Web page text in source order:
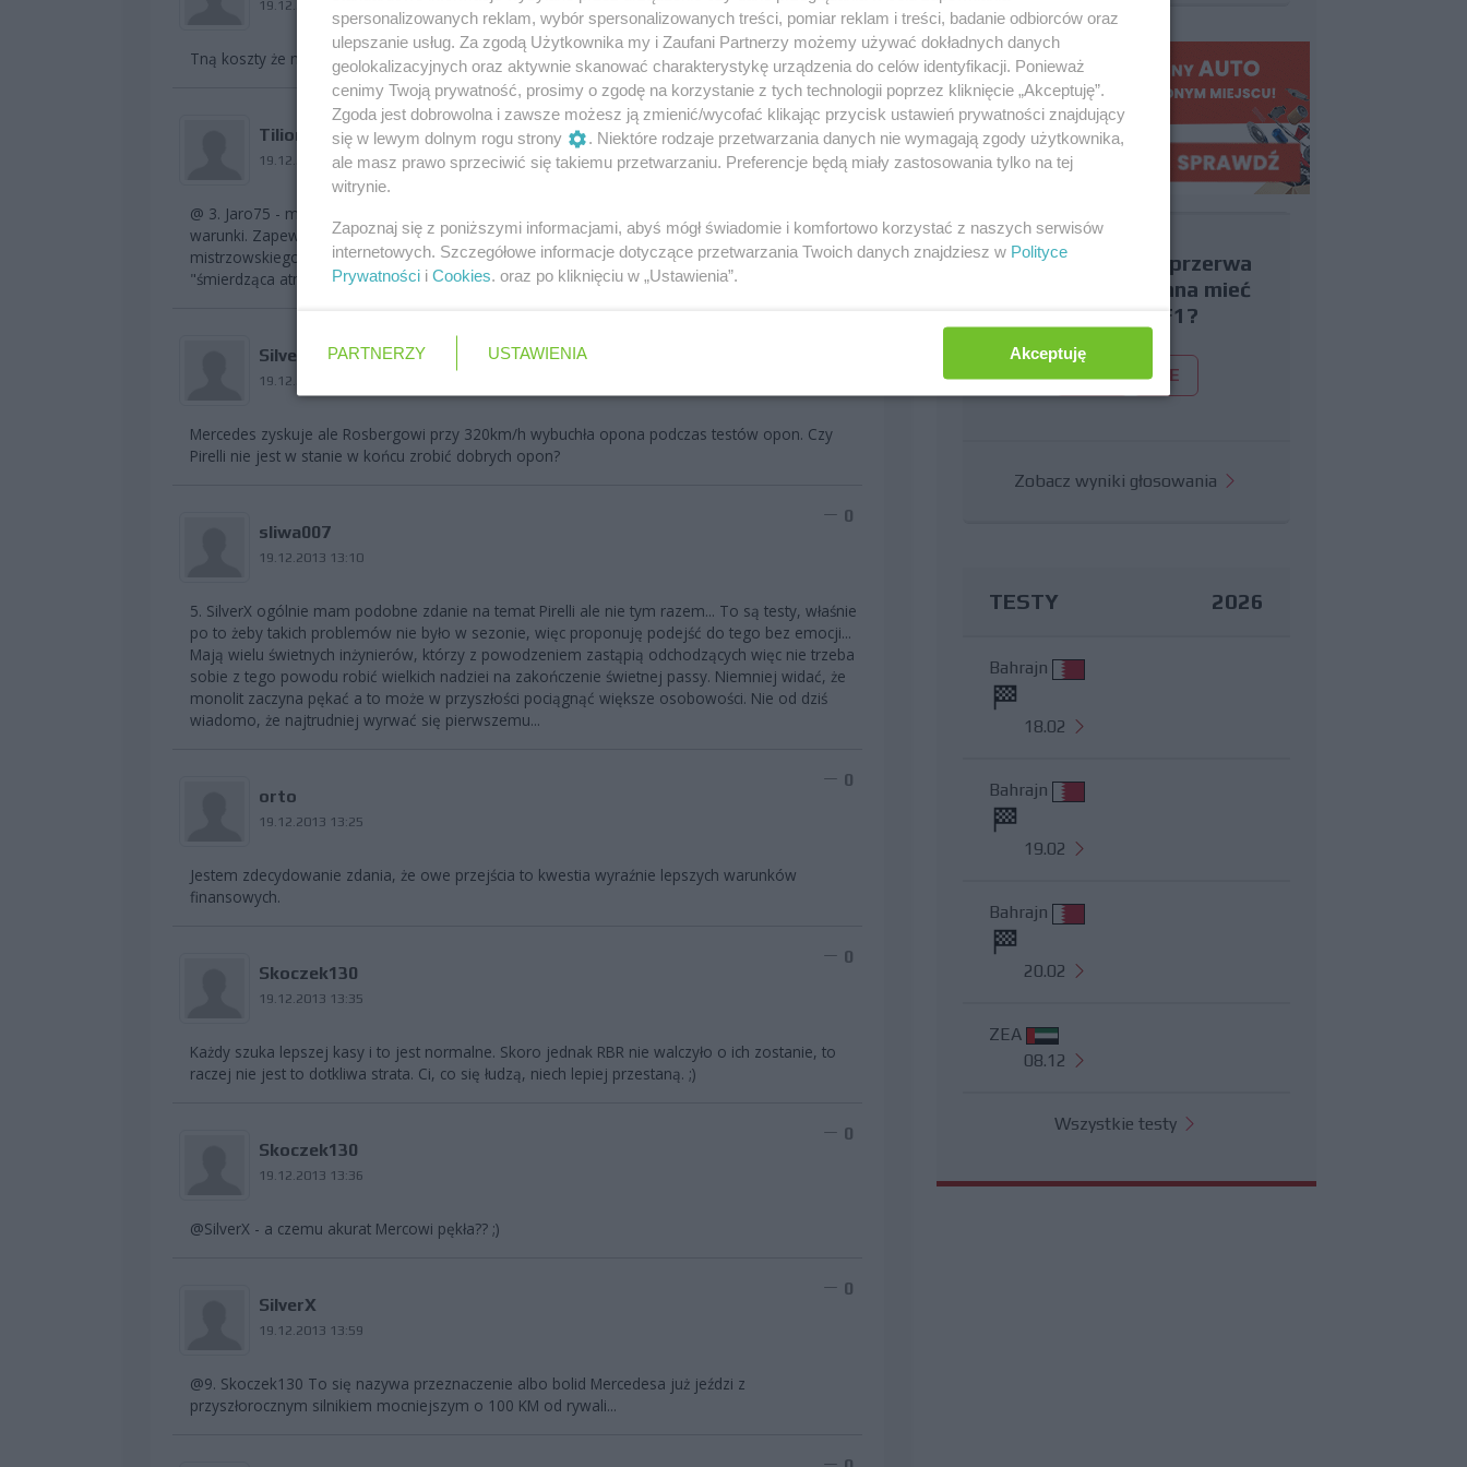
19.12.2013 11:39
Tną koszty że nie potrafią utrzymać ekipy czy atmosfera śmierdząca ?
Tilion
19.12.2013 11:50
0
@ 3. Jaro75 - myślę, że bardziej fakt, że Merc (jak i Mcl i Williams) zaproponowali im lepsze
warunki. Zapewne duuużo lepsze. Bo co innego może skłonić inżyniera do odejścia z
mistrzowskiego teamu, który jest stabilny finansowo? Bo myślę, że samych inżynierów
"śmierdząca atmosfera" raczej ie dotyka i nie obchodzi.
SilverX
19.12.2013 12:34
Mercedes zyskuje ale Rosbergowi przy 320km/h wybuchła opona podczas testów opon. Czy
Pirelli nie jest w stanie w końcu zrobić dobrych opon?
sliwa007
19.12.2013 13:10
0
5. SilverX ogólnie mam podobne zdanie na temat Pirelli ale nie tym razem... To są testy, właśnie
po to żeby takich problemów nie było w sezonie, więc proponuję podejść do tego bez emocji...
Mają wielu świetnych inżynierów, którzy z powodzeniem zastąpią odchodzących więc nie trzeba
sobie z tego powodu robić wielkich nadziei na zakończenie świetnej passy. Niemniej widać, że
monolit zaczyna pękać a to może w przyszłości pociągnąć większe osobowości. Nie od dziś
wiadomo, że najtrudniej wyrwać się pierwszemu...
orto
19.12.2013 13:25
0
Jestem zdecydowanie zdania, że owe przejścia to kwestia wyraźnie lepszych warunków
finansowych.
Skoczek130
19.12.2013 13:35
0
Każdy szuka lepszej kasy i to jest normalne. Skoro jednak RBR nie walczyło o ich zostanie, to
raczej nie jest to dotkliwa strata. Ci, co się łudzą, niech lepiej przestaną. ;)
Skoczek130
19.12.2013 13:36
0
@SilverX - a czemu akurat Mercowi pękła?? ;)
SilverX
19.12.2013 13:59
0
@9. Skoczek130 To się nazywa przeznaczenie albo bolid Mercedesa już jeździ z
przyszłorocznym silnikiem mocniejszym o 100 KM od rywali...
Czy uważasz, że przerwa
wakacyjna powinna mieć
miejsce w F1?
TAK NIE
Zobacz wyniki głosowania
TESTY 2026
Bahrajn
18.02
Bahrajn
19.02
Bahrajn
20.02
ZEA
08.12
Wszystkie testy
spersonalizowanych reklam, wybór spersonalizowanych treści, pomiar reklam i treści, badanie odbiorców oraz
ulepszanie usług. Za zgodą Użytkownika my i Zaufani Partnerzy możemy używać dokładnych danych
geolokalizacyjnych oraz aktywnie skanować charakterystykę urządzenia do celów identyfikacji. Ponieważ
cenimy Twoją prywatność, prosimy o zgodę na korzystanie z tych technologii poprzez kliknięcie „Akceptuję”.
Zgoda jest dobrowolna i zawsze możesz ją zmienić/wycofać klikając przycisk ustawień prywatności znajdujący
się w lewym dolnym rogu strony
. Niektóre rodzaje przetwarzania danych nie wymagają zgody użytkownika,
ale masz prawo sprzeciwić się takiemu przetwarzaniu. Preferencje będą miały zastosowania tylko na tej
witrynie.
Zapoznaj się z poniższymi informacjami, abyś mógł świadomie i komfortowo korzystać z naszych serwisów
internetowych. Szczegółowe informacje dotyczące przetwarzania Twoich danych znajdziesz w Polityce
Prywatności i Cookies. oraz po kliknięciu w „Ustawienia”.
PARTNERZY USTAWIENIA Akceptuję